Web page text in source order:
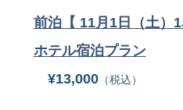
前泊【 11月1日（土）
ホテル宿泊プラン
¥13,000（税込）